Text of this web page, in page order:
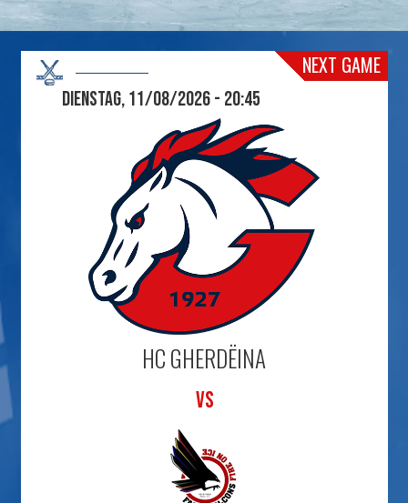
NEXT GAME
Dienstag, 11/08/2026 - 20:45
HC GHERDËINA
VS